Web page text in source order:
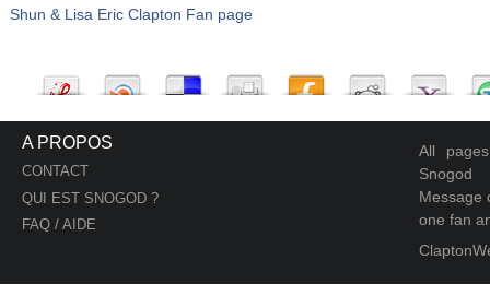
Shun & Lisa Eric Clapton Fan page
A PROPOS
CONTACT
QUI EST SNOGOD ?
FAQ / AIDE
All
Snogod
Message
one fan